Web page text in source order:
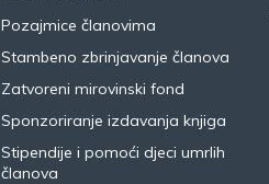
Pozajmice članovima
Stambeno zbrinjavanje članova
Zatvoreni mirovinski fond
Sponzoriranje izdavanja knjiga
Stipendije i pomoći djeci umrlih
članova